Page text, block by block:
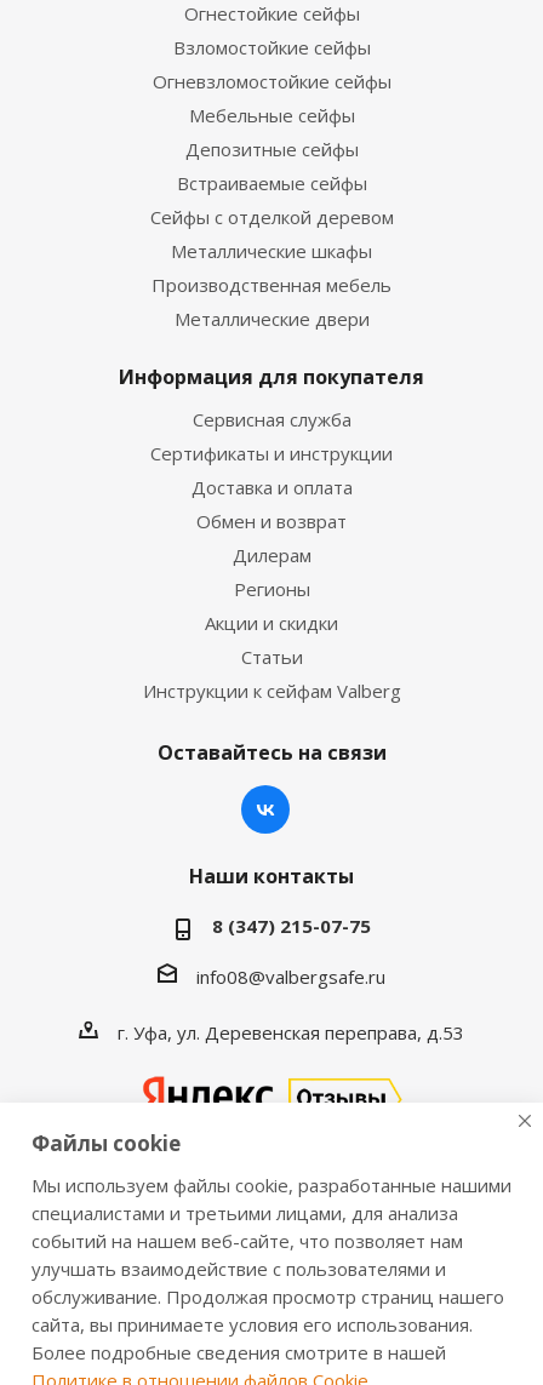
Огнестойкие сейфы
Взломостойкие сейфы
Огневзломостойкие сейфы
Мебельные сейфы
Депозитные сейфы
Встраиваемые сейфы
Сейфы с отделкой деревом
Металлические шкафы
Производственная мебель
Металлические двери
Информация для покупателя
Сервисная служба
Сертификаты и инструкции
Доставка и оплата
Обмен и возврат
Дилерам
Регионы
Акции и скидки
Статьи
Инструкции к сейфам Valberg
Оставайтесь на связи
Наши контакты
8 (347) 215-07-75
info08@valbergsafe.ru
г. Уфа, ул. Деревенская переправа, д.53
2016-2026 © VALBERGSAFE.RU — Интернет-магазин
сейфов Valberg и металлической мебели Практик.
Продажа сейфов для дома и офиса, металлических
шкафов, стеллажей, металлических дверей.
Информация о розничных ценах, технических
характеристиках, наличии на складе носит справочный
Файлы cookie
Мы используем файлы cookie, разработанные нашими
специалистами и третьими лицами, для анализа
событий на нашем веб-сайте, что позволяет нам
улучшать взаимодействие с пользователями и
обслуживание. Продолжая просмотр страниц нашего
сайта, вы принимаете условия его использования.
Более подробные сведения смотрите в нашей
Политике в отношении файлов Cookie